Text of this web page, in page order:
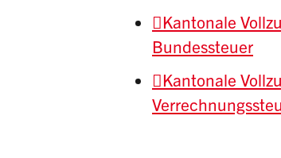
Kantonale
Bundessteuer
Kantonale